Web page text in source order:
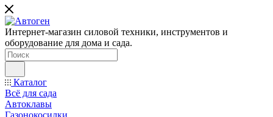
Интернет-магазин силовой техники, инструментов и
оборудование для дома и сада.
Каталог
Всё для сада
Автоклавы
Газонокосилки